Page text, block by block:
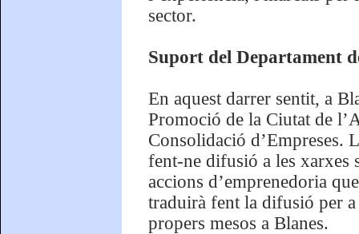
sector.
Suport del Departament
En aquest darrer sentit, a
Promoció de la Ciutat de
Consolidació d’Empreses.
fent-ne difusió a les xarxes
accions d’emprenedoria
traduirà fent la difusió per
propers mesos a Blanes.